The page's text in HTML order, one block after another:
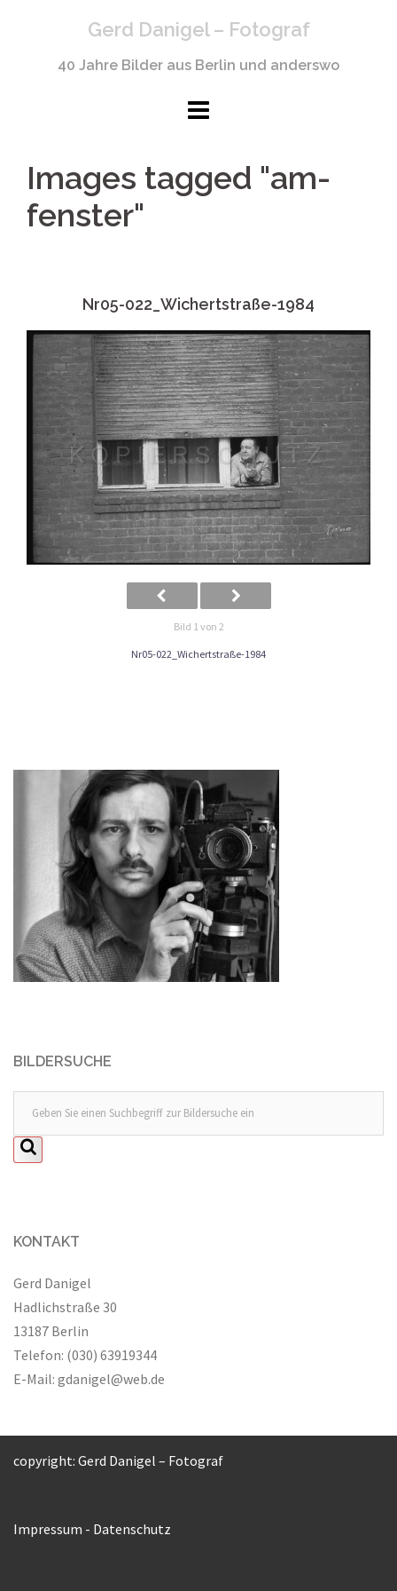
Gerd Danigel – Fotograf
40 Jahre Bilder aus Berlin und anderswo
Images tagged "am-
fenster"
Nr05-022_Wichertstraße-1984
Bild 1 von 2
Nr05-022_Wichertstraße-1984
BILDERSUCHE
KONTAKT
Gerd Danigel
Hadlichstraße 30
13187 Berlin
Telefon: (030) 63919344
E-Mail: gdanigel@web.de
copyright: Gerd Danigel – Fotograf
Impressum - Datenschutz